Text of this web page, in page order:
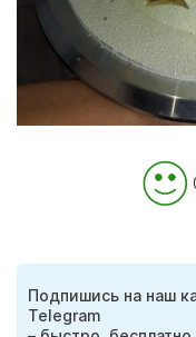
Подпишись на наш
Telegram